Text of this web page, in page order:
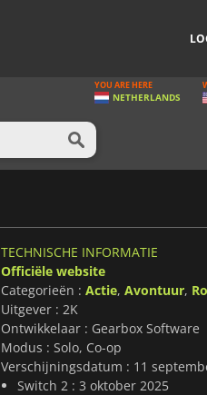
YOU ARE HERE
NETHERLANDS
TECHNISCHE INFORMATIE
Officiële website
Categorieën : Actie, Avontuur,
Uitgever : 2K
Ontwikkelaar : Gearbox Software
Modus : Solo, Co-op
Verschijningsdatum : 11
Switch 2 : 3 oktober 2025